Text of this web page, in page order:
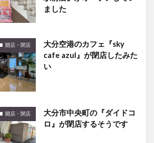
ました
開店・閉店
大分空港のカフェ『sky
cafe azul』が閉店したみた
い
開店・閉店
大分市中央町の『ダイドコ
ロ』が閉店するそうです